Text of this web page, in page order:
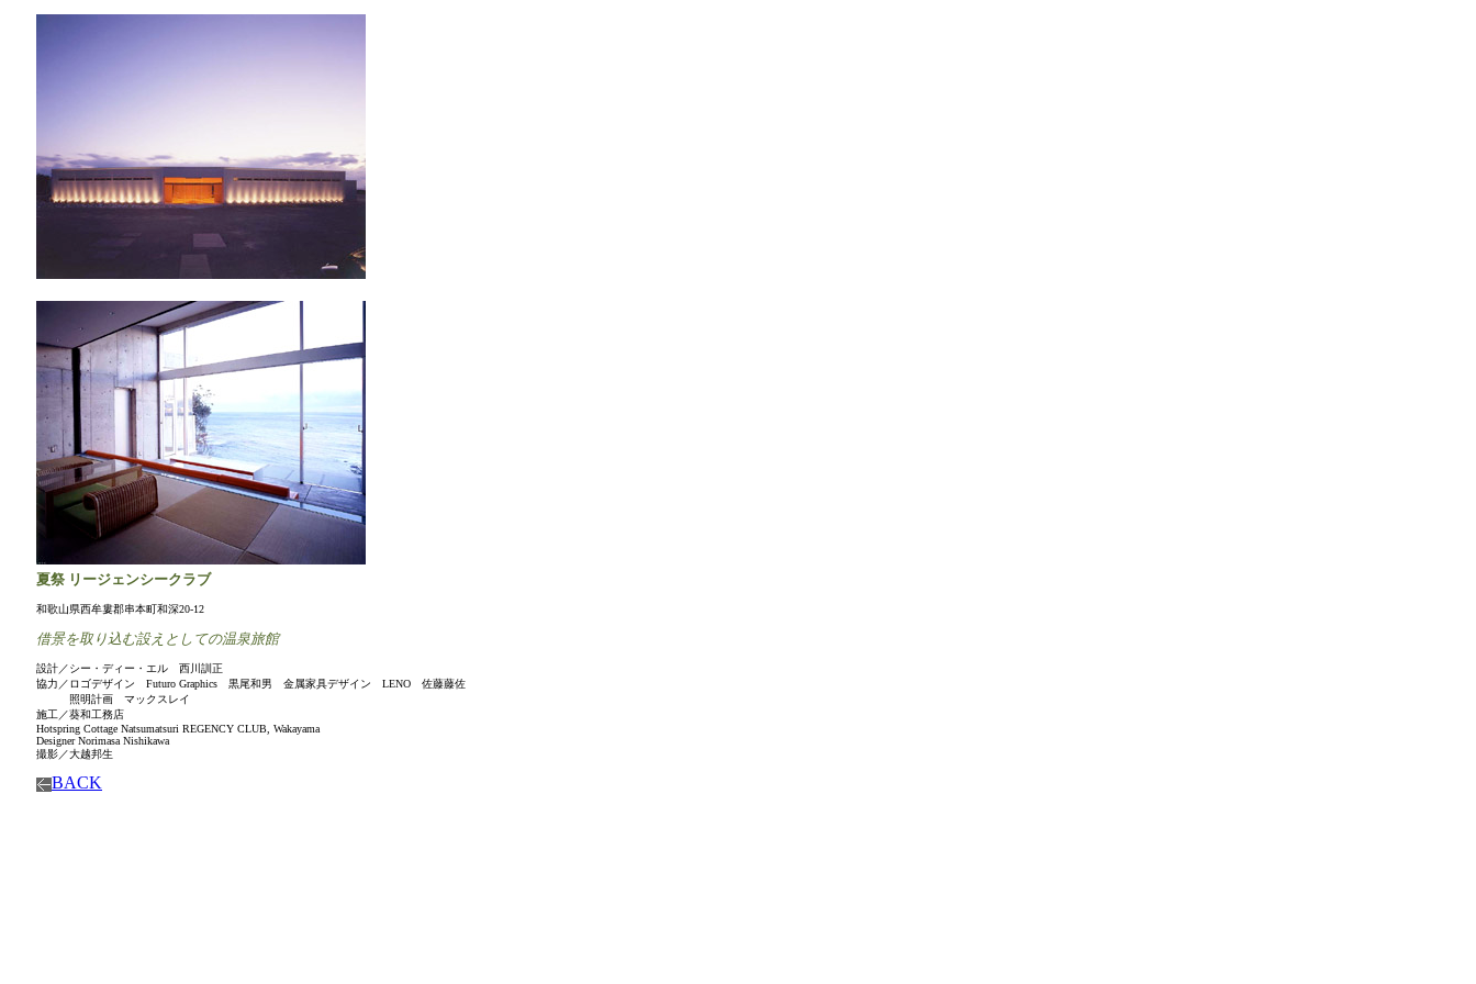
夏祭 リージェンシークラブ
和歌山県西牟婁郡串本町和深20-12
借景を取り込む設えとしての温泉旅館
設計／シー・ディー・エル 西川訓正
協力／ロゴデザイン Futuro Graphics 黒尾和男 金属家具デザイン LENO 佐藤藤佐
照明計画 マックスレイ
施工／葵和工務店
Hotspring Cottage Natsumatsuri REGENCY CLUB, Wakayama
Designer Norimasa Nishikawa
撮影／大越邦生
BACK